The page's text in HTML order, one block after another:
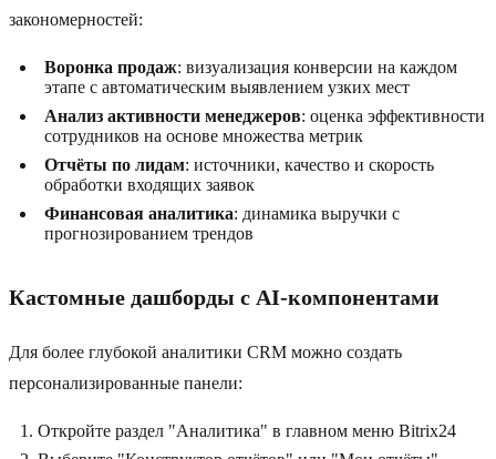
закономерностей:
Воронка продаж: визуализация конверсии на каждом
этапе с автоматическим выявлением узких мест
Анализ активности менеджеров: оценка эффективности
сотрудников на основе множества метрик
Отчёты по лидам: источники, качество и скорость
обработки входящих заявок
Финансовая аналитика: динамика выручки с
прогнозированием трендов
Кастомные дашборды с AI-компонентами
Для более глубокой аналитики CRM можно создать
персонализированные панели:
Откройте раздел "Аналитика" в главном меню Bitrix24